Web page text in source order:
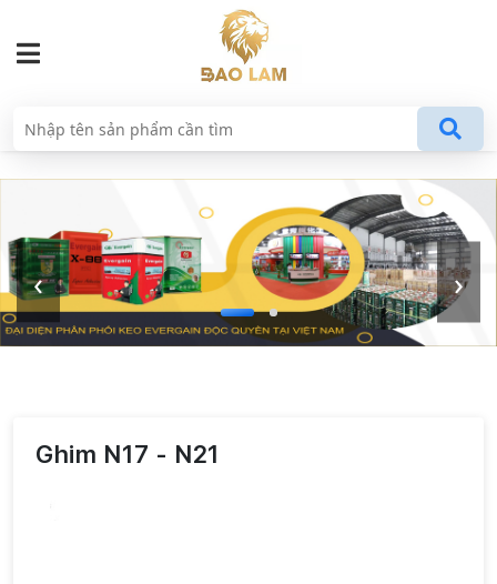
‹ ›
Ghim N17 - N21